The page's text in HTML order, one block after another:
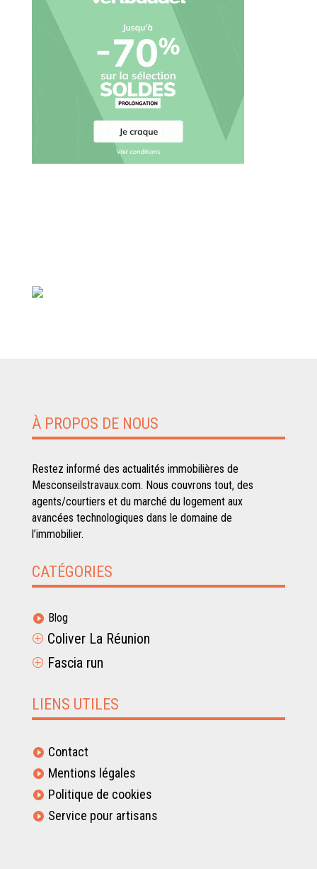
À PROPOS DE NOUS
Restez informé des actualités immobilières de
Mesconseilstravaux.com. Nous couvrons tout, des
agents/courtiers et du marché du logement aux
avancées technologiques dans le domaine de
l’immobilier.
CATÉGORIES
 Blog
P Coliver La Réunion
P Fascia run
LIENS UTILES
 Contact
 Mentions légales
 Politique de cookies
 Service pour artisans